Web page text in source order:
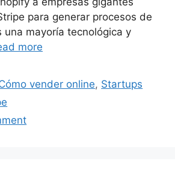
para generar procesos de
una mayoría tecnológica y
more
vender online, Startups